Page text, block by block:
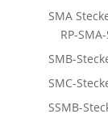
SMA
RP-
SMB-
SMC-
SSMB-